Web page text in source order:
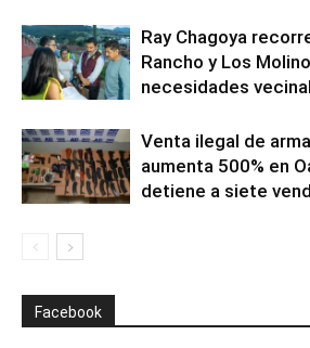
Ray Chagoya
Rancho y Los
necesidades
Venta ilegal de
aumenta 500% en
detiene a siete
Facebook